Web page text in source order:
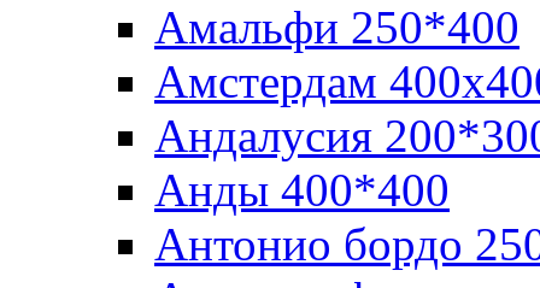
Амальфи 250*400
Амстердам
Андалусия
Анды 400*400
Антонио бордо